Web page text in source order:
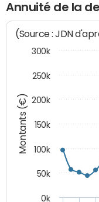
Annuité de la
Montants (€)
(Source : JDN
0k
50k
100k
150k
200k
250k
300k